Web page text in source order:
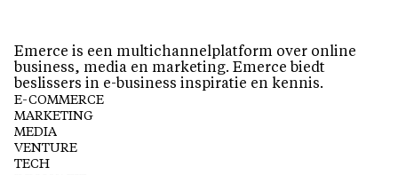
Emerce is een multichannelplatform over online
business, media en marketing. Emerce biedt
beslissers in e-business inspiratie en kennis.
E-COMMERCE
MARKETING
MEDIA
VENTURE
TECH